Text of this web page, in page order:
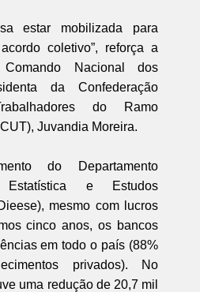
estar mobilizada para
coletivo”, reforça a
Nacional dos
da Confederação
do Ramo
Juvandia Moreira.
do Departamento
Estatística e Estudos
mesmo com lucros
cinco anos, os bancos
em todo o país (88%
privados). No
uma redução de 20,7 mil